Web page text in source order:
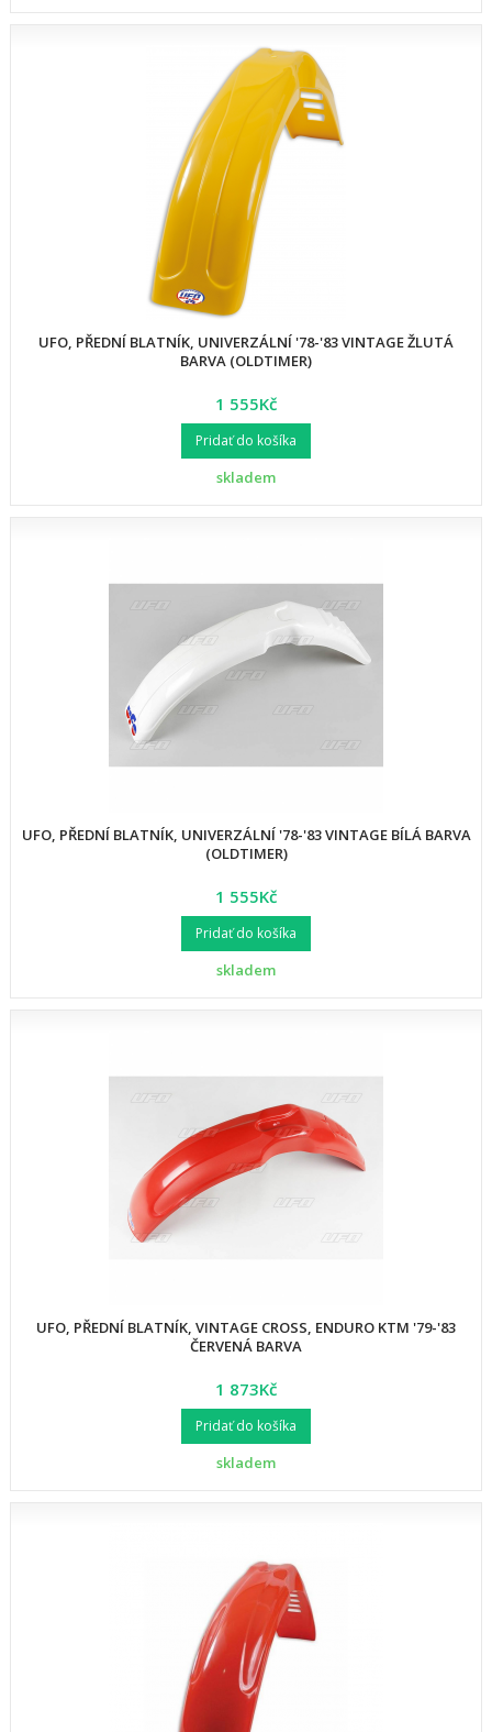
UFO, PŘEDNÍ BLATNÍK, UNIVERZÁLNÍ '78-'83 VINTAGE ŽLUTÁ
BARVA (OLDTIMER)
1 555Kč
Pridať do košíka
skladem
UFO, PŘEDNÍ BLATNÍK, UNIVERZÁLNÍ '78-'83 VINTAGE BÍLÁ BARVA
(OLDTIMER)
1 555Kč
Pridať do košíka
skladem
UFO, PŘEDNÍ BLATNÍK, VINTAGE CROSS, ENDURO KTM '79-'83
ČERVENÁ BARVA
1 873Kč
Pridať do košíka
skladem